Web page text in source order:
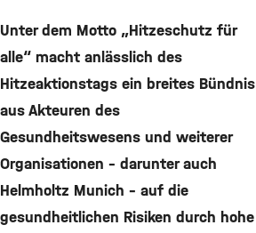
Unter dem Motto „Hitzeschutz für
alle“ macht anlässlich des
Hitzeaktionstags ein breites Bündnis
aus Akteuren des
Gesundheitswesens und weiterer
Organisationen - darunter auch
Helmholtz Munich – auf die
gesundheitlichen Risiken durch hohe